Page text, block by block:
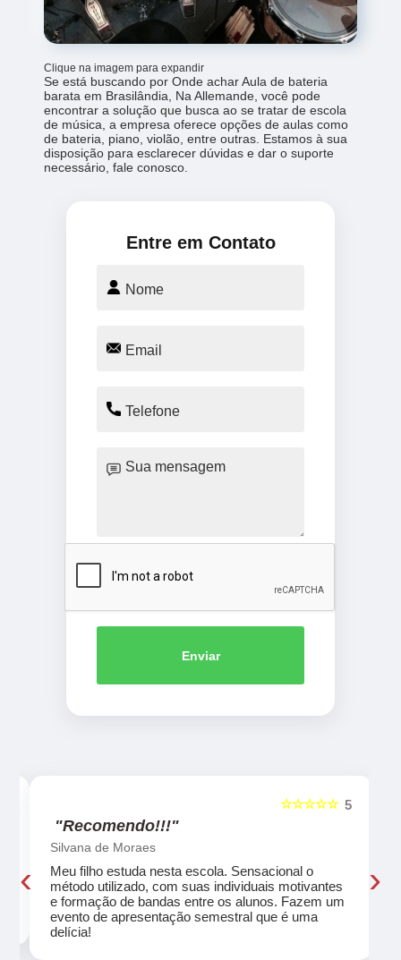
Clique na imagem para expandir
Se está buscando por Onde achar Aula de bateria
barata em Brasilândia, Na Allemande, você pode
encontrar a solução que busca ao se tratar de escola
de música, a empresa oferece opções de aulas como
de bateria, piano, violão, entre outras. Estamos à sua
disposição para esclarecer dúvidas e dar o suporte
necessário, fale conosco.
Entre em Contato
Enviar
5
☆☆☆☆☆
"Recomendo!!!"
Silvana de Moraes
Meu filho estuda nesta escola. Sensacional o
método utilizado, com suas individuais motivantes
e formação de bandas entre os alunos. Fazem um
evento de apresentação semestral que é uma
delícia!
‹ ›